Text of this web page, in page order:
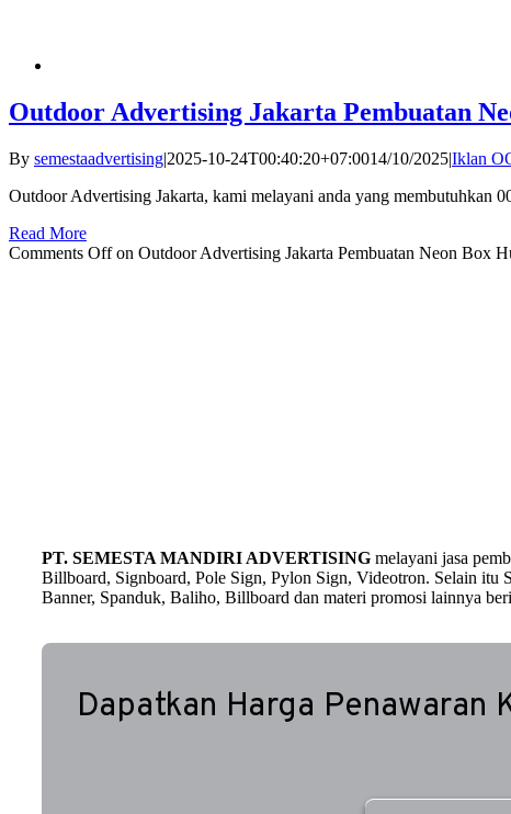
Outdoor Advertising Jakarta Pembuatan
By semestaadvertising|2025-10-24T00:40:20+07:0014/10/2025|Iklan
Outdoor Advertising Jakarta, kami melayani anda yang membutuhkan
Read More
Comments Offon Outdoor Advertising Jakarta Pembuatan Neon Box
PT. SEMESTA MANDIRI ADVERTISINGmelayani jasa
Billboard, Signboard, Pole Sign, Pylon Sign, Videotron. Selain itu
Banner, Spanduk, Baliho, Billboard dan materi promosi lainnya
Dapatkan Harga Penawaran